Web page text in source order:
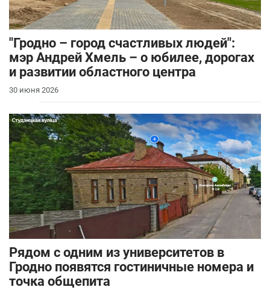
"Гродно – город счастливых людей":
мэр Андрей Хмель – о юбилее, дорогах
и развитии областного центра
30 июня 2026
Рядом с одним из университетов в
Гродно появятся гостиничные номера и
точка общепита